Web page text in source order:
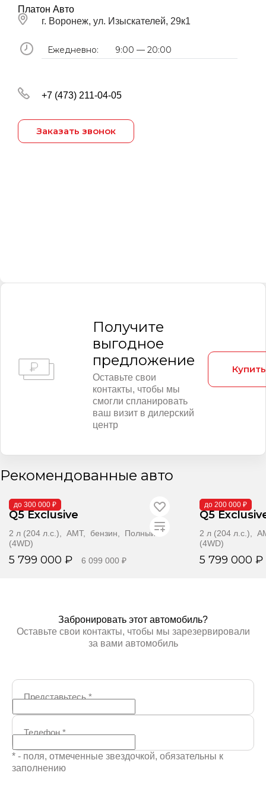
Платон Авто
г. Воронеж, ул. Изыскателей, 29к1
Ежедневно: 9:00 — 20:00
+7 (473) 211-04-05
Заказать звонок
Получитe
выгодное
предложение
Оставьте свои
контакты, чтобы мы
смогли спланировать
ваш визит в дилерский
центр
Рекомендованные авто
до 300 000 ₽
В поставке
Q5 Exclusive
2 л (204 л.с.), AMT, бензин, Полный
(4WD)
5 799 000 ₽ 6 099 000 ₽
до 200 000 ₽
В поставке
Q5
2 л (204 л.с.),
(4WD)
5 799 000 ₽
Забронировать этот автомобиль?
Оставьте свои контакты, чтобы мы зарезервировали
за вами автомобиль
Представьтесь*
Телефон*
* - поля, отмеченные звездочкой, обязательны к
заполнению